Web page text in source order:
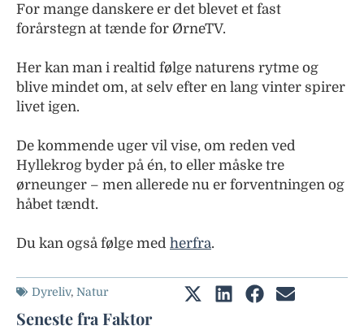
For mange danskere er det blevet et fast
forårstegn at tænde for ØrneTV.
Her kan man i realtid følge naturens rytme og
blive mindet om, at selv efter en lang vinter spirer
livet igen.
De kommende uger vil vise, om reden ved
Hyllekrog byder på én, to eller måske tre
ørneunger – men allerede nu er forventningen og
håbet tændt.
Du kan også følge med herfra.
Dyreliv, Natur
Seneste fra Faktor